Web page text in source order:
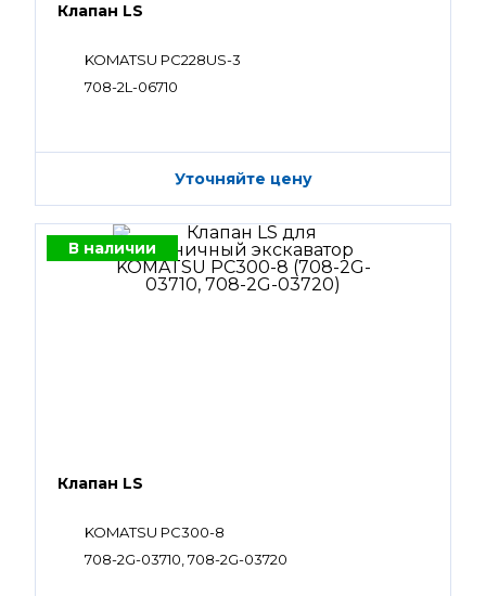
Клапан LS
KOMATSU PC228US-3
708-2L-06710
Уточняйте цену
В наличии
Клапан LS
KOMATSU PC300-8
708-2G-03710, 708-2G-03720